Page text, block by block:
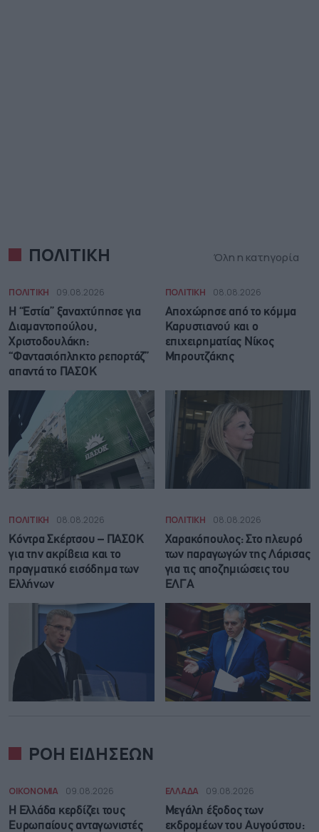
ΠΟΛΙΤΙΚΗ Όλη η κατηγορία
ΠΟΛΙΤΙΚΗ 09.08.2026
Η “Εστία” ξαναχτύπησε για
Διαμαντοπούλου,
Χριστοδουλάκη:
“Φαντασιόπληκτο ρεπορτάζ”
απαντά το ΠΑΣΟΚ
ΠΟΛΙΤΙΚΗ 08.08.2026
Αποχώρησε από το κόμμα
Καρυστιανού και ο
επιχειρηματίας Νίκος
Μπρουτζάκης
ΠΟΛΙΤΙΚΗ 08.08.2026
Κόντρα Σκέρτσου – ΠΑΣΟΚ
για την ακρίβεια και το
πραγματικό εισόδημα των
Ελλήνων
ΠΟΛΙΤΙΚΗ 08.08.2026
Χαρακόπουλος: Στο πλευρό
των παραγωγών της Λάρισας
για τις αποζημιώσεις του
ΕΛΓΑ
ΡΟΗ ΕΙΔΗΣΕΩΝ
ΟΙΚΟΝΟΜΙΑ 09.08.2026
Η Ελλάδα κερδίζει τους
Ευρωπαίους ανταγωνιστές
ΕΛΛΑΔΑ 09.08.2026
Μεγάλη έξοδος των
εκδρομέων του Αυγούστου: